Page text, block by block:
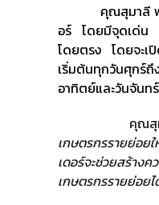
คุณสุมาลี พะสิม
อร์ โดยมีจุดเด่น
โดยตรง โดยจะเ
เริ่มต้นทุกวันศุกร์
อาทิตย์และวันจันท
คุณสุมาลี พะสิ
เกษตรกรรายย่อย
เดอร์จะช่วยสร้าง
เกษตรกรรายย่อย